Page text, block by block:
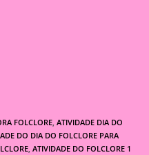
FOLCLORE, ATIVIDADE DIA DO
DO DIA DO FOLCLORE PARA
, ATIVIDADE DO FOLCLORE 1